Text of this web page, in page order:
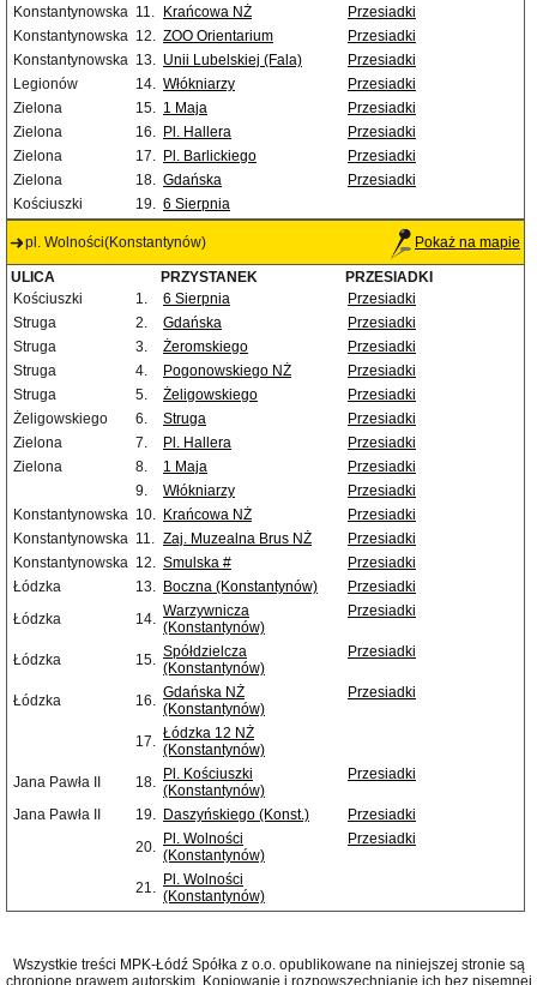
Konstantynowska 11. Krańcowa NŻ
Przesiadki
Konstantynowska 12. ZOO Orientarium
Przesiadki
Konstantynowska 13. Unii Lubelskiej (Fala)
Przesiadki
Legionów
14. Włókniarzy
Przesiadki
Zielona
15. 1 Maja
Przesiadki
Zielona
16. Pl. Hallera
Przesiadki
Zielona
17. Pl. Barlickiego
Przesiadki
Zielona
18. Gdańska
Przesiadki
Kościuszki
19. 6 Sierpnia
pl. Wolności(Konstantynów) Pokaż na mapie
ULICA PRZYSTANEK
PRZESIADKI
Kościuszki
1. 6 Sierpnia
Przesiadki
Struga
2. Gdańska
Przesiadki
Struga
3. Żeromskiego
Przesiadki
Struga
4. Pogonowskiego NŻ
Przesiadki
Struga
5. Żeligowskiego
Przesiadki
Żeligowskiego
6. Struga
Przesiadki
Zielona
7. Pl. Hallera
Przesiadki
Zielona
8. 1 Maja
Przesiadki
9.
Włókniarzy
Przesiadki
Konstantynowska 10. Krańcowa NŻ
Przesiadki
Konstantynowska 11. Zaj. Muzealna Brus NŻ
Przesiadki
Konstantynowska 12. Smulska #
Przesiadki
Łódzka
13. Boczna (Konstantynów)
Przesiadki
Łódzka
14. Warzywnicza
(Konstantynów)
Przesiadki
Łódzka 15. Spółdzielcza
(Konstantynów)
Przesiadki
Łódzka 16. Gdańska NŻ
(Konstantynów)
Przesiadki
17. Łódzka 12 NŻ
(Konstantynów)
Jana Pawła II
18. Pl. Kościuszki
(Konstantynów)
Przesiadki
Jana Pawła II 19. Daszyńskiego (Konst.)
Przesiadki
20. Pl. Wolności
(Konstantynów)
Przesiadki
21. Pl. Wolności
(Konstantynów)
Wszystkie treści MPK-Łódź Spółka z o.o. opublikowane na niniejszej stronie są
chronione prawem autorskim. Kopiowanie i rozpowszechnianie ich bez pisemnej